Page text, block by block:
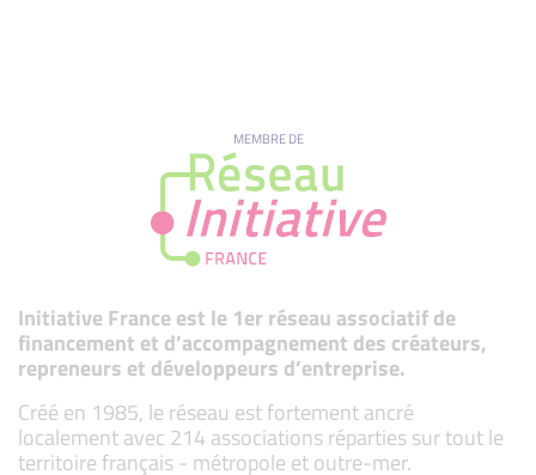
MEMBRE DE
Initiative France est le 1er réseau associatif de
financement et d’accompagnement des créateurs,
repreneurs et développeurs d’entreprise.
Créé en 1985, le réseau est fortement ancré
localement avec 214 associations réparties sur tout le
territoire français - métropole et outre-mer.